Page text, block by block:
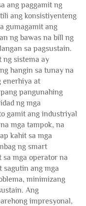
ang paggamit ng
ang konsistiyenteng
gumagamit ang
ng bawas na bill ng
sa pagsustain.
ng sistema ay
hangin sa tunay na
enerhiya at
pangunahing
ng mga
gamit ang industriyal
mga tampok, na
kahit sa mga
ng smart
mga operator na
sagutin ang mga
minimizang
Ang
impresyonal,